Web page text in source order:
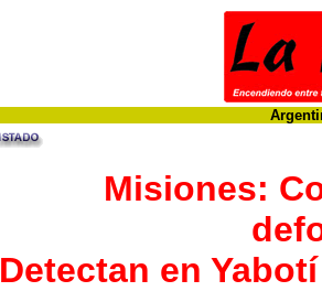
Misiones:
Detectan en